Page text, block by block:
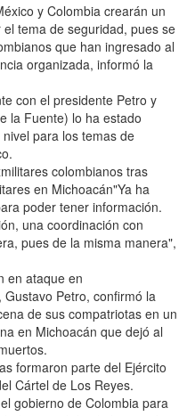
y Colombia crearán un
tema de seguridad, pues se
que han ingresado al
organizada, informó la
con el presidente Petro y
la Fuente) lo ha estado
para los temas de
colombianos tras
en Michoacán"Ya ha
poder tener información.
una coordinación con
pues de la misma manera",
en ataque en
Petro, confirmó la
de sus compatriotas en un
en Michoacán que dejó al
formaron parte del Ejército
Cártel de Los Reyes.
gobierno de Colombia para